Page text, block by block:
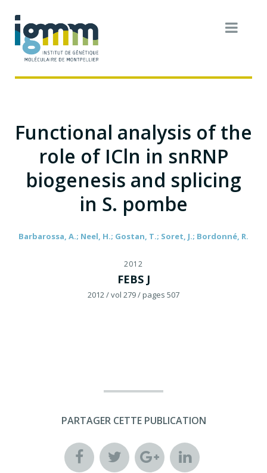
Functional analysis of the
role of ICln in snRNP
biogenesis and splicing
in S. pombe
Barbarossa, A.; Neel, H.; Gostan, T.; Soret, J.; Bordonné, R.
2012
FEBS J
2012/ vol 279/ pages 507
PARTAGER CETTE PUBLICATION